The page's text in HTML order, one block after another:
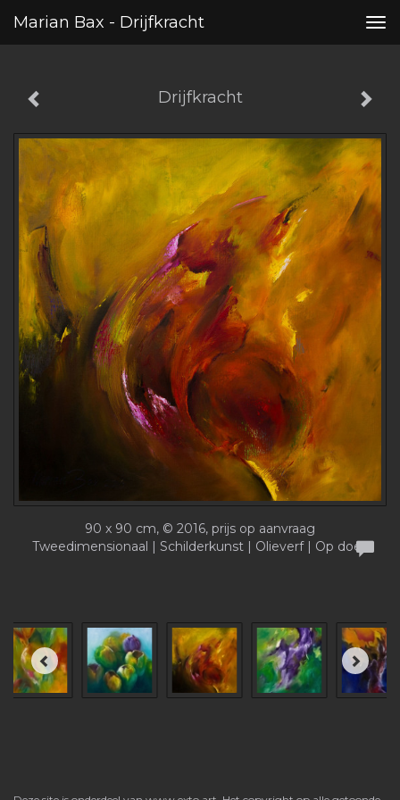
Marian Bax - Drijfkracht
Drijfkracht
90 x 90 cm, © 2016, prijs op aanvraag
Tweedimensionaal | Schilderkunst | Olieverf | Op doek